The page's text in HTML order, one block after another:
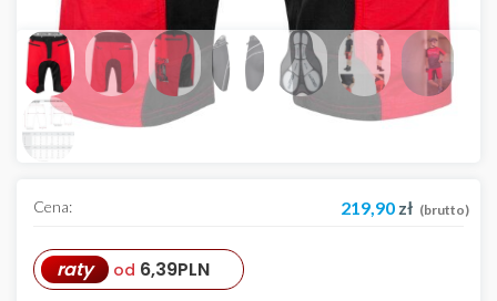
Cena: 219,90 zł (brutto)
raty od 6,39PLN